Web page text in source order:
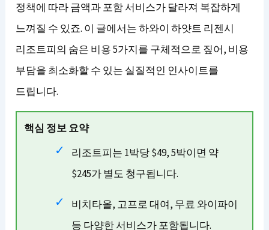
정책에 따라 금액과 포함 서비스가 달라져 복잡하게
느껴질 수 있죠. 이 글에서는 하와이 하얏트 리젠시
리조트피의 숨은 비용 5가지를 구체적으로 짚어, 비용
부담을 최소화할 수 있는 실질적인 인사이트를
드립니다.
핵심 정보 요약
리조트피는 1박당 $49, 5박이면 약
$245가 별도 청구됩니다.
비치타올, 고프로 대여, 무료 와이파이
등 다양한 서비스가 포함됩니다.